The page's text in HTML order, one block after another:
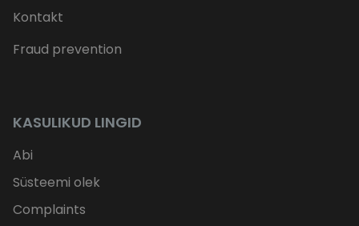
Kontakt
Fraud prevention
KASULIKUD LINGID
Abi
Süsteemi olek
Complaints